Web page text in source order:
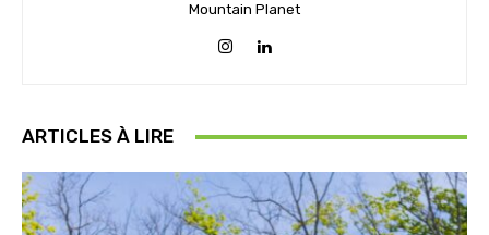
Mountain Planet
ARTICLES À LIRE